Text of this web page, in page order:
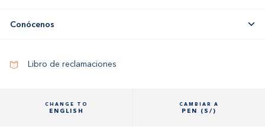
Conócenos
Libro de reclamaciones
CHANGE TO
ENGLISH
CAMBIAR A
PEN (S/)